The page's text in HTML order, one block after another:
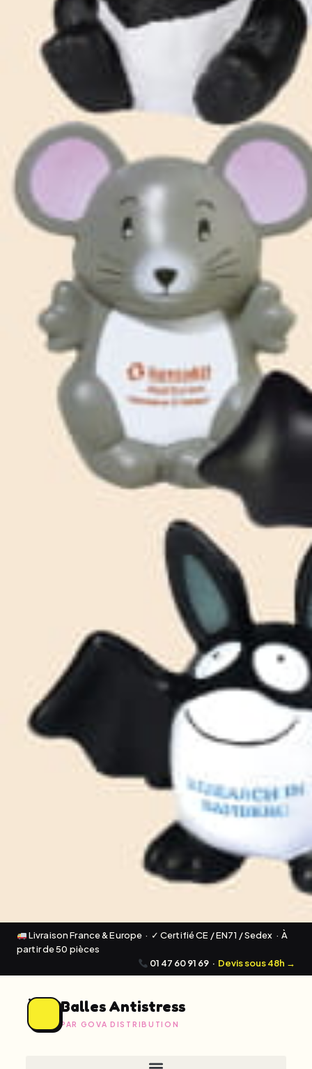
Livraison France & Europe · ✓ Certifié CE / EN71 / Sedex · À
partir de 50 pièces
01 47 60 91 69 · Devis sous 48h →
Balles Antistress
PAR GOVA DISTRIBUTION